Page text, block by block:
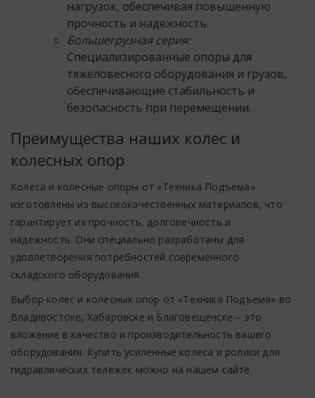
нагрузок, обеспечивая повышенную
прочность и надежность.
Большегрузная серия:
Специализированные опоры для
тяжеловесного оборудования и грузов,
обеспечивающие стабильность и
безопасность при перемещении.
Преимущества наших колес и
колесных опор
Колеса и колесные опоры от «Техника Подъема»
изготовлены из высококачественных материалов, что
гарантирует их прочность, долговечность и
надежность. Они специально разработаны для
удовлетворения потребностей современного
складского оборудования.
Выбор колес и колесных опор от «Техника Подъема» во
Владивостоке, Хабаровске и Благовещенске – это
вложение в качество и производительность вашего
оборудования. Купить усиленные колеса и ролики для
гидравлических тележек можно на нашем сайте.